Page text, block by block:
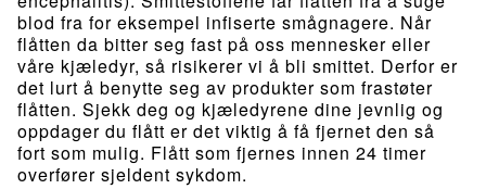
blod fra for eksempel infiserte smågnagere. Når
flåtten da bitter seg fast på oss mennesker eller
våre kjæledyr, så risikerer vi å bli smittet. Derfor er
det lurt å benytte seg av produkter som frastøter
flåtten. Sjekk deg og kjæledyrene dine jevnlig og
oppdager du flått er det viktig å få fjernet den så
fort som mulig. Flått som fjernes innen 24 timer
overfører sjeldent sykdom.